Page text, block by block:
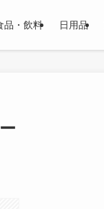
品・飲料 日用品